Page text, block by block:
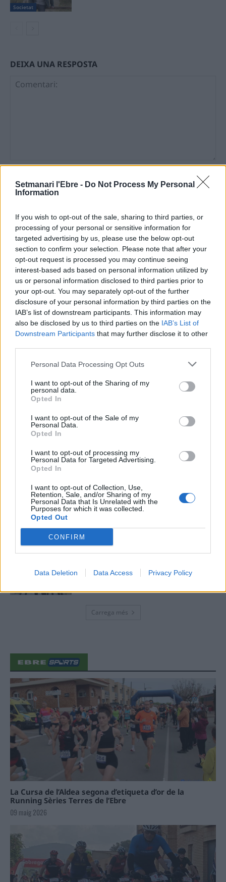
Setmanari l'Ebre - Do Not Process My Personal
Information
If you wish to opt-out of the sale, sharing to third parties, or
processing of your personal or sensitive information for
targeted advertising by us, please use the below opt-out
section to confirm your selection. Please note that after your
opt-out request is processed you may continue seeing
interest-based ads based on personal information utilized by
us or personal information disclosed to third parties prior to
your opt-out. You may separately opt-out of the further
disclosure of your personal information by third parties on the
IAB’s list of downstream participants. This information may
also be disclosed by us to third parties on the IAB’s List of
Downstream Participants that may further disclose it to other
Personal Data Processing Opt Outs
I want to opt-out of the Sharing of my
personal data.
Opted In
I want to opt-out of the Sale of my
Personal Data.
Opted In
I want to opt-out of processing my
Personal Data for Targeted Advertising.
Opted In
I want to opt-out of Collection, Use,
Retention, Sale, and/or Sharing of my
Personal Data that Is Unrelated with the
Purposes for which it was collected.
Opted Out
CONFIRM
Data Deletion Data Access Privacy Policy
Societat
DEIXA UNA RESPOSTA
Comentari:
Deseu el meu nom, el correu electrònic i el lloc web en
aquest navegador per a la propera vegada que comenti.
i culmina un projecte estratègic que
6 d'agost de 2026
enguany amb més modistes i gairebé
40 peces a concurs
“L’eclipsi serà una oportunitat també
per a gaudir de les Festes Majors
31 de juliol de 2026
Blaumut lidera el cartell musical de les
31 de juliol de 2026
Carrega més
La Cursa de l’Aldea segona d’etiqueta d’or de la
Running Sèries Terres de l’Ebre
09 maig 2026